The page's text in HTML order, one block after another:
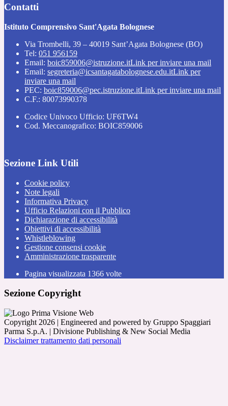
Contatti
Istituto Comprensivo Sant'Agata Bolognese
Via Trombelli, 39 – 40019 Sant’Agata Bolognese (BO)
Tel: 051 956159
Email: boic859006@istruzione.itLink per inviare una mail
Email: segreteria@icsantagatabolognese.edu.itLink per
inviare una mail
PEC: boic859006@pec.istruzione.itLink per inviare una mail
C.F.: 80073990378
Codice Univoco Ufficio: UF6TW4
Cod. Meccanografico: BOIC859006
Sezione Link Utili
Cookie policy
Note legali
Informativa Privacy
Ufficio Relazioni con il Pubblico
Dichiarazione di accessibilità
Obiettivi di accessibilità
Whistleblowing
Gestione consensi cookie
Amministrazione trasparente
Pagina visualizzata 1366 volte
Sezione Copyright
Copyright 2026 | Engineered and powered by Gruppo Spaggiari
Parma S.p.A. | Divisione Publishing & New Social Media
Disclaimer trattamento dati personali